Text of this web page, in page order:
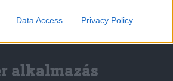
Data Access Privacy Policy
alkalmazás